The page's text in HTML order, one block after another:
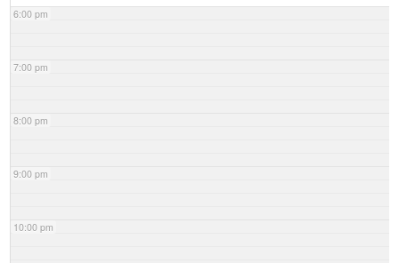
6:00 pm
7:00 pm
8:00 pm
9:00 pm
10:00 pm